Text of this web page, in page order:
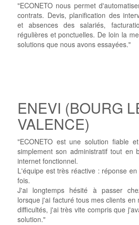
"ECONETO nous permet
contrats. Devis, planification des
et absences des salariés,
régulières et ponctuelles. De loin la
solutions que nous avons essayées."
ENEVI (BOURG
VALENCE)
"ECONETO est une solution fiable
simplement son administratif tout en
internet fonctionnel.
L'équipe est très réactive : réponse
fois.
J'ai longtemps hésité à passer
lorsque j'ai facturé tous mes clients en
difficultés, j'ai très vite compris que
solution."